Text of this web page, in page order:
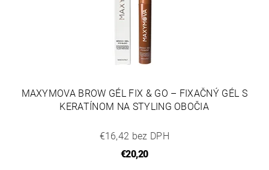
MAXYMOVA BROW GÉL FIX & GO – FIXAČNÝ GÉL S
KERATÍNOM NA STYLING OBOČIA
€16,42 bez DPH
€20,20